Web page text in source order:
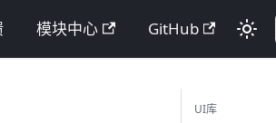
模块中心 GitHub
UI库